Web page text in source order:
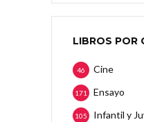
LIBROS POR
Cine
46
Ensayo
171
Infantil y
105